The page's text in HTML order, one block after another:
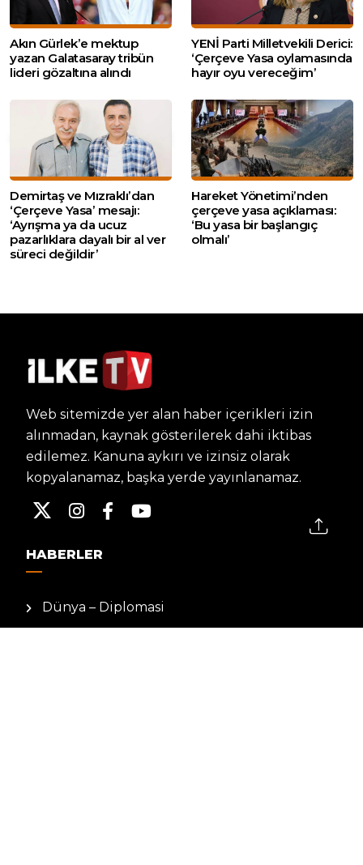
Akın Gürlek’e mektup
yazan Galatasaray tribün
lideri gözaltına alındı
YENİ Parti Milletvekili Derici:
‘Çerçeve Yasa oylamasında
hayır oyu vereceğim’
Demirtaş ve Mızraklı’dan
‘Çerçeve Yasa’ mesajı:
‘Ayrışma ya da ucuz
pazarlıklara dayalı bir al ver
süreci değildir’
Hareket Yönetimi’nden
çerçeve yasa açıklaması:
‘Bu yasa bir başlangıç
olmalı’
Web sitemizde yer alan haber içerikleri izin
alınmadan, kaynak gösterilerek dahi iktibas
edilemez. Kanuna aykırı ve izinsiz olarak
kopyalanamaz, başka yerde yayınlanamaz.
HABERLER
Dünya – Diplomasi